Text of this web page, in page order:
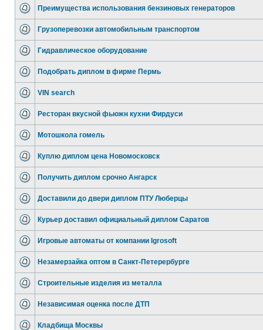
Преимущества использования бензиновых генераторов
Грузоперевозки автомобильным транспортом
Гидравлическое оборудование
Подобрать диплом в фирме Пермь
VIN search
Ресторан вкусной фьюжн кухни Фирдуси
Мотошкола гомель
Куплю диплом цена Новомосковск
Получить диплом срочно Ангарск
Доставили до двери диплом ПТУ Люберцы
Курьер доставил официальный диплом Саратов
Игровые автоматы от компании Igrosoft
Незамерзайка оптом в Санкт-Петерербурге
Строительные изделия из металла
Независимая оценка после ДТП
Кладбища Москвы